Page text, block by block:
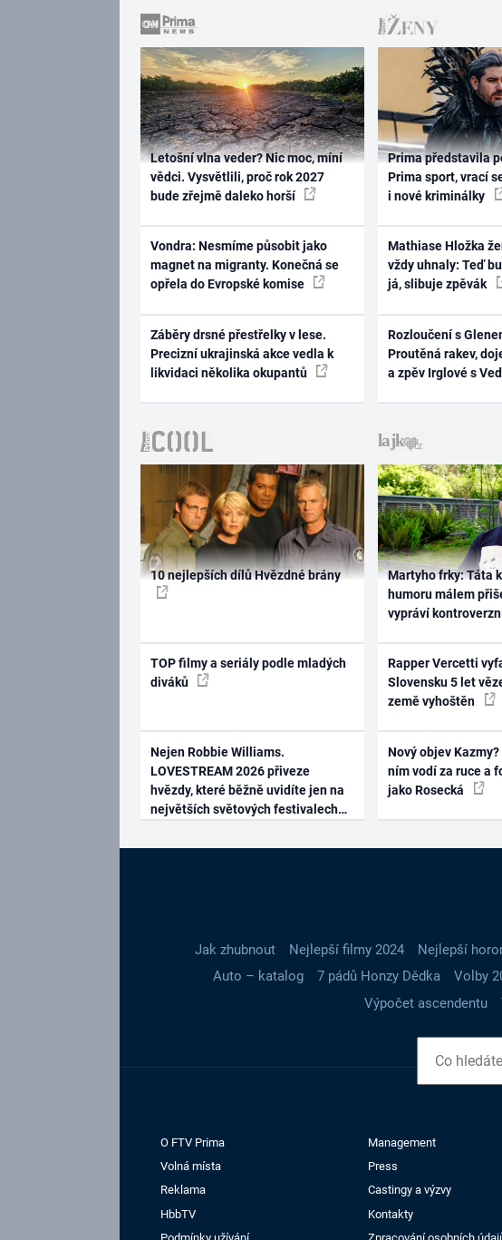
Letošní vlna veder? Nic moc, míní
vědci. Vysvětlili, proč rok 2027
bude zřejmě daleko horší
Vondra: Nesmíme působit jako
magnet na migranty. Konečná se
opřela do Evropské komise
Záběry drsné přestřelky v lese.
Precizní ukrajinská akce vedla k
likvidaci několika okupantů
Prima představila
Prima sport, vrací
i nové kriminálky
Mathiase Hložka
vždy uhnaly: Teď
já, slibuje zpěvák
Rozloučení s
Proutěná rakev,
a zpěv Irglové s
10 nejlepších dílů Hvězdné brány
TOP filmy a seriály podle mladých
diváků
Nejen Robbie Williams.
LOVESTREAM 2026 přiveze
hvězdy, které běžně uvidíte jen na
největších světových festivalech
Martyho frky: Táta
humoru málem
vypráví
Rapper Vercetti
Slovensku 5 let
země vyhoštěn
Nový objev
ním vodí za ruce a
jako Rosecká
Jak zhubnout Nejlepší filmy 2024 Nejlepší
Auto – katalog
7 pádů Honzy Dědka Volby
Výpočet ascendentu
O FTV Prima
Management
Volná místa
Press
Reklama
Castingy a výzvy
HbbTV
Kontakty